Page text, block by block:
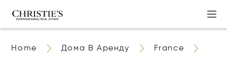
Home Дома В Аренду France